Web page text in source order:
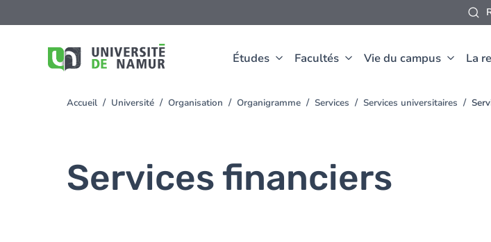
Études Facultés Vie du campus La
au
You
Accueil Université Organisation Organigramme Services Services universitaires
Services financiers